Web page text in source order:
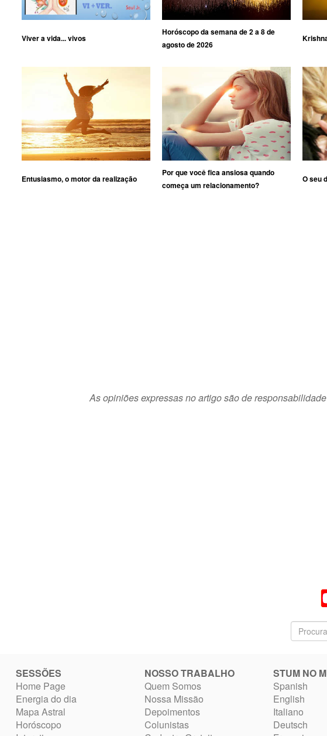
Viver a vida... vivos
Horóscopo da semana de 2 a 8 de
agosto de 2026
Entusiasmo, o motor da realização
Por que você fica ansiosa quando
começa um relacionamento?
O seu
As opiniões expressas no artigo são de
SESSÕES
Home Page
Energia do dia
Mapa Astral
Horóscopo
NOSSO TRABALHO
Quem Somos
Nossa Missão
Depoimentos
Colunistas
STUM NO
Spanish
English
Italiano
Deutsch